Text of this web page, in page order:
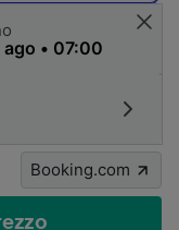
Booking.com